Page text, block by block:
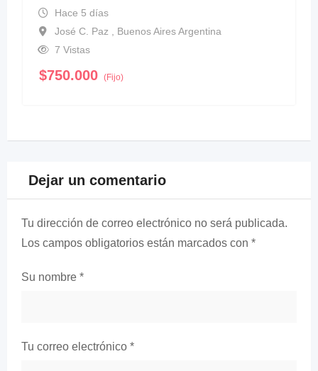
Hace 5 días
José C. Paz , Buenos Aires Argentina
7 Vistas
$750.000 (Fijo)
Dejar un comentario
Tu dirección de correo electrónico no será publicada.
Los campos obligatorios están marcados con *
Su nombre *
Tu correo electrónico *